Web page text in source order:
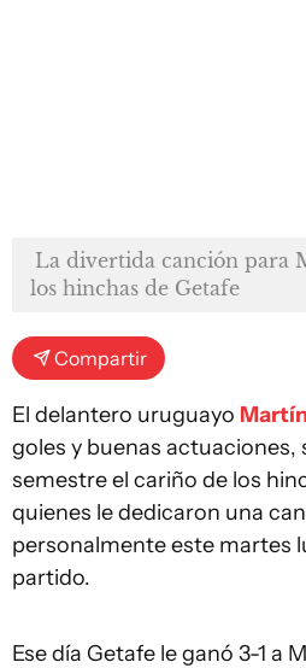
La divertida canción para
los hinchas de Getafe
Compartir
El delantero uruguayo
goles y buenas actuaciones,
semestre el cariño de los
quienes le dedicaron una
personalmente este martes
partido.
Ese día Getafe le ganó 3-1 a